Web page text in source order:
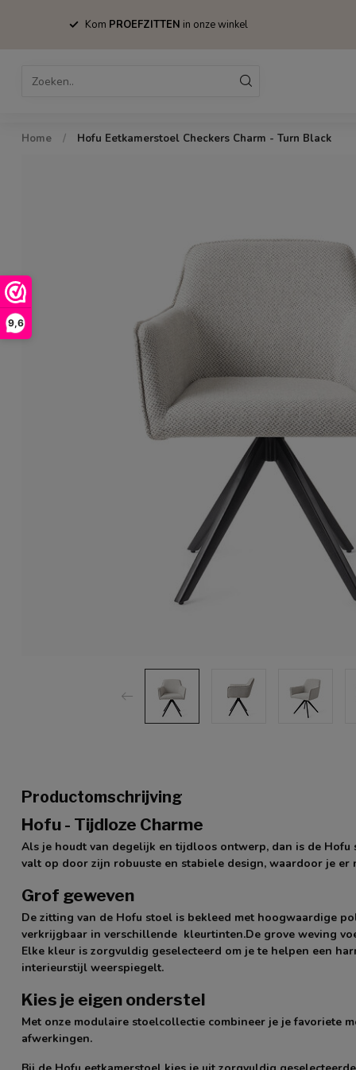
9,6
Kom PROEFZITTEN in onze winkel
Home / Hofu Eetkamerstoel Checkers Charm - Turn Black
Productomschrijving
Hofu - Tijdloze Charme
Als je houdt van degelijk en tijdloos ontwerp, dan is de Hofu
valt op door zijn robuuste en stabiele design, waardoor je er
Grof geweven
De zitting van de Hofu stoel is bekleed met hoogwaardige
verkrijgbaar in verschillende kleurtinten.De grove weving
Elke kleur is zorgvuldig geselecteerd om je te helpen een
interieurstijl weerspiegelt.
Kies je eigen onderstel
Met onze modulaire stoelcollectie combineer je je favoriete
afwerkingen.